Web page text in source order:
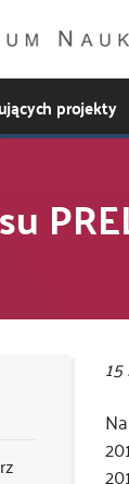
projekty